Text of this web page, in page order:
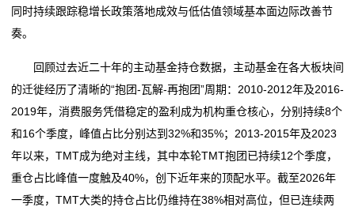
同时持续跟踪稳增长政策落地成效与低估值领域基本面边际改善节
奏。
回顾过去近二十年的主动基金持仓数据，主动基金在各大板块间
的迁徙经历了清晰的“抱团-瓦解-再抱团”周期：2010-2012年及2016-
2019年，消费服务凭借稳定的盈利成为机构重仓核心，分别持续8个
和16个季度，峰值占比分别达到32%和35%；2013-2015年及2023
年以来，TMT成为绝对主线，其中本轮TMT抱团已持续12个季度，
重仓占比峰值一度触及40%，创下近年来的顶配水平。截至2026年
一季度，TMT大类的持仓占比仍维持在38%相对高位，但已连续两